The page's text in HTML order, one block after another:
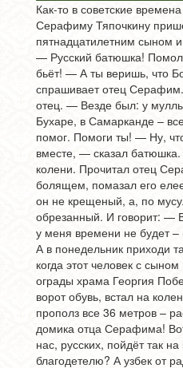
Как-то в советские
Серафиму Тяпочкину
пятнадцатилетним сыном
— Русский батюшка!
бьёт! — А ты веришь, что
спрашивает отец
отец. — Везде был: у
Бухаре, в Самарканде –
помог. Помоги ты! — Ну,
вместе, — сказал
колени. Прочитал отец
болящем, помазал его
он не крещеный, а, по
обрезанный. И говорит: —
у меня времени не будет
А в понедельник приходи
когда этот человек с
ограды храма Георгия
ворот обувь, встал на
прополз все 36 метров –
домика отца Серафима!
нас, русских, пойдёт так
благодетелю? А узбек от